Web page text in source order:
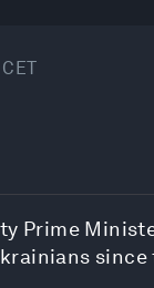
CET
Prime